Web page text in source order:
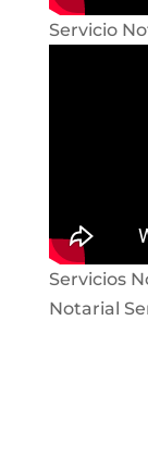
Servicio
Servicios
Notarial